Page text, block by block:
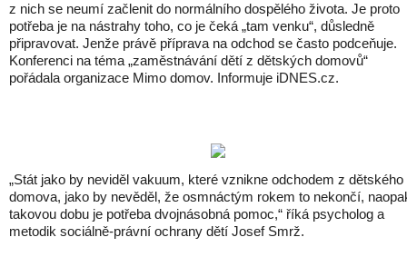
z nich se neumí začlenit do normálního dospělého života. Je proto
potřeba je na nástrahy toho, co je čeká „tam venku“, důsledně
připravovat. Jenže právě příprava na odchod se často podceňuje.
Konferenci na téma „zaměstnávání dětí z dětských domovů“
pořádala organizace Mimo domov. Informuje iDNES.cz.
„Stát jako by neviděl vakuum, které vznikne odchodem z dětského
domova, jako by nevěděl, že osmnáctým rokem to nekončí,
takovou dobu je potřeba dvojnásobná pomoc,“ říká psycholog a
metodik sociálně-právní ochrany dětí Josef Smrž.